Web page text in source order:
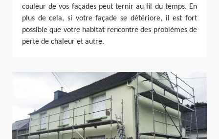
couleur de vos façades peut ternir au fil du temps. En
plus de cela, si votre façade se détériore, il est fort
possible que votre habitat rencontre des problèmes de
perte de chaleur et autre.